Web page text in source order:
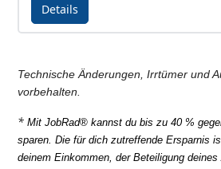
Details
Technische Änderungen, Irrtümer und
vorbehalten.
*Mit JobRad® kannst du bis zu 40 %
sparen.Die für dich zutreffende Ersparnis
deinem Einkommen, der Beteiligung